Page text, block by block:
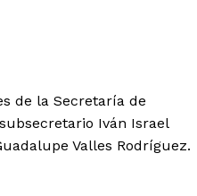
de la Secretaría de
Iván Israel
Valles Rodríguez.